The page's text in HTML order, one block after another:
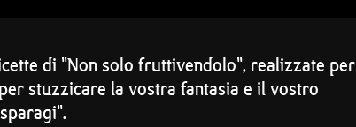
di "Non solo fruttivendolo", realizzate per
stuzzicare la vostra fantasia e il vostro